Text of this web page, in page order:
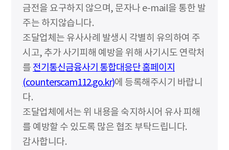
금전을 요구하지 않으며, 문자나 e-mail을 통한 발
주는 하지않습니다.
조달업체는 유사사례 발생시 각별히 유의하여 주
시고, 추가 사기피해 예방을 위해 사기시도 연락처
를 전기통신금융사기 통합대응단 홈페이지
(counterscam112.go.kr)에 등록해주시기 바랍니
다.
조달업체에서는 위 내용을 숙지하시어 유사 피해
를 예방할 수 있도록 많은 협조 부탁드립니다.
감사합니다.